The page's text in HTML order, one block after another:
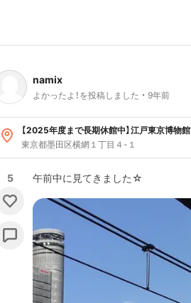
namix
よかったよ！を投稿しました 9年前
【2025年度まで長期休館中】江戸東京博物館
東京都墨田区横網１丁目４-１
5 午前中に見てきました☆